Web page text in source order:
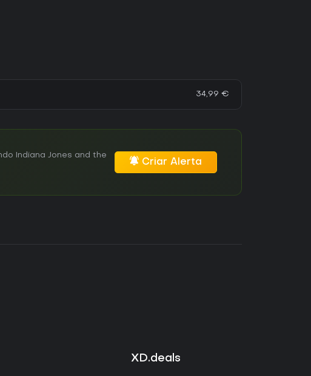
34,99 €
Indiana Jones and the
Criar Alerta
XD.deals